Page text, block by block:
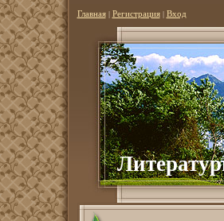
Главная| Регистрация| Вход